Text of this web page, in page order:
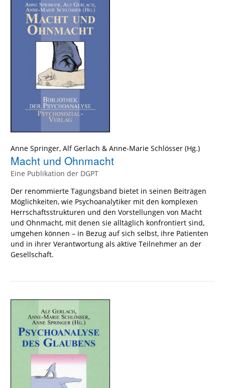
Anne Springer, Alf Gerlach & Anne-Marie Schlösser (Hg.)
Macht und Ohnmacht
Eine Publikation der DGPT
Der renommierte Tagungsband bietet in seinen Beiträgen
Möglichkeiten, wie Psychoanalytiker mit den komplexen
Herrschaftsstrukturen und den Vorstellungen von Macht
und Ohnmacht, mit denen sie alltäglich konfrontiert sind,
umgehen können – in Bezug auf sich selbst, ihre Patienten
und in ihrer Verantwortung als aktive Teilnehmer an der
Gesellschaft.